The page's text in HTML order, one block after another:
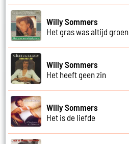
Willy Sommers
Het gras was altijd groen
Willy Sommers
Het heeft geen zin
Willy Sommers
Het is de liefde